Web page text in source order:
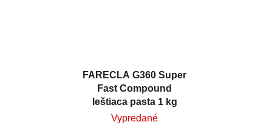
FARECLA G360 Super
Fast Compound
leštiaca pasta 1 kg
Vypredané